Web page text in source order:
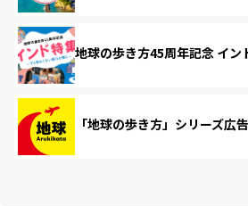
地球の歩き方45周年記念 イン
「地球の歩き方」シリーズ広